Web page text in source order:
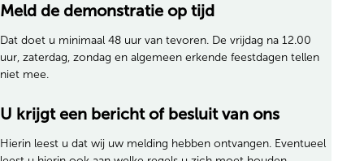
Meld de demonstratie op tijd
Dat doet u minimaal 48 uur van tevoren. De vrijdag na 12.00
uur, zaterdag, zondag en algemeen erkende feestdagen tellen
niet mee.
U krijgt een bericht of besluit van ons
Hierin leest u dat wij uw melding hebben ontvangen. Eventueel